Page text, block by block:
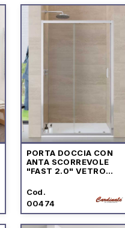
PORTA DOCCIA CON
ANTA SCORREVOLE
"FAST 2.0" VETRO
CROMO
Cod.
00474